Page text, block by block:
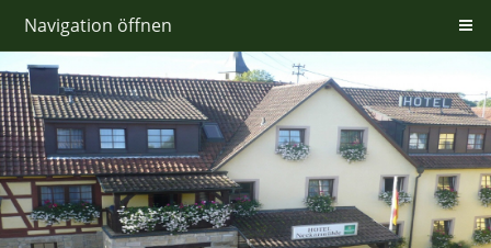
Navigation öffnen